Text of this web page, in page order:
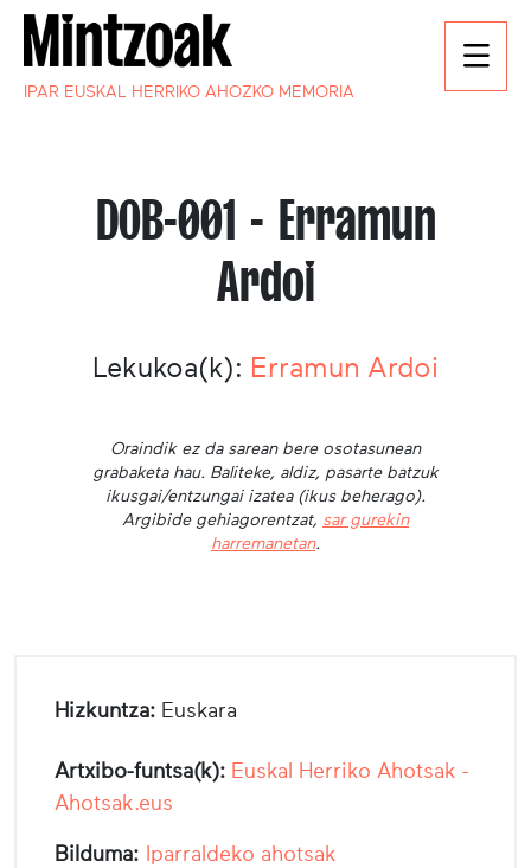
IPAR EUSKAL HERRIKO AHOZKO MEMORIA
DOB-001 - Erramun
Ardoi
Lekukoa(k): Erramun Ardoi
Oraindik ez da sarean bere osotasunean
grabaketa hau. Baliteke, aldiz, pasarte batzuk
ikusgai/entzungai izatea (ikus beherago).
Argibide gehiagorentzat, sar gurekin
harremanetan.
Hizkuntza: Euskara
Artxibo-funtsa(k): Euskal Herriko Ahotsak -
Ahotsak.eus
Bilduma: Iparraldeko ahotsak